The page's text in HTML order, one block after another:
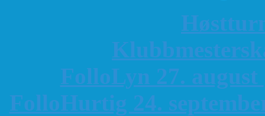
K
FolloLyn 27. august
FolloHurtig 24.